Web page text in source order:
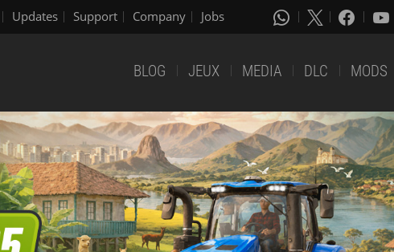
Updates Support Company Jobs
BLOG JEUX MEDIA DLC MODS